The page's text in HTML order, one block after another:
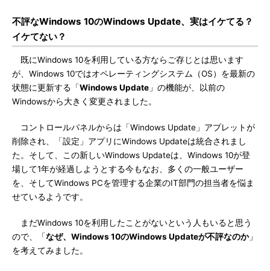
不評なWindows 10のWindows Update、実はイケてる？
イケてない？
既にWindows 10を利用している方ならご存じとは思います
が、Windows 10ではオペレーティングシステム（OS）を最新の
状態に更新する「Windows Update 」の機能が、以前の
Windowsから大きく変更されました。
コントロールパネルからは「Windows Update」アプレットが
削除され、「設定」アプリにWindows Updateは統合されまし
た。そして、この新しいWindows Updateは、Windows 10が登
場して1年が経過しようとする今もなお、多くの一般ユーザー
を、そしてWindows PCを管理する企業のIT部門の担当者を悩ま
せているようです。
まだWindows 10を利用したことがないという人もいると思う
ので、「なぜ、Windows 10のWindows Updateが不評なのか」
を考えてみました。